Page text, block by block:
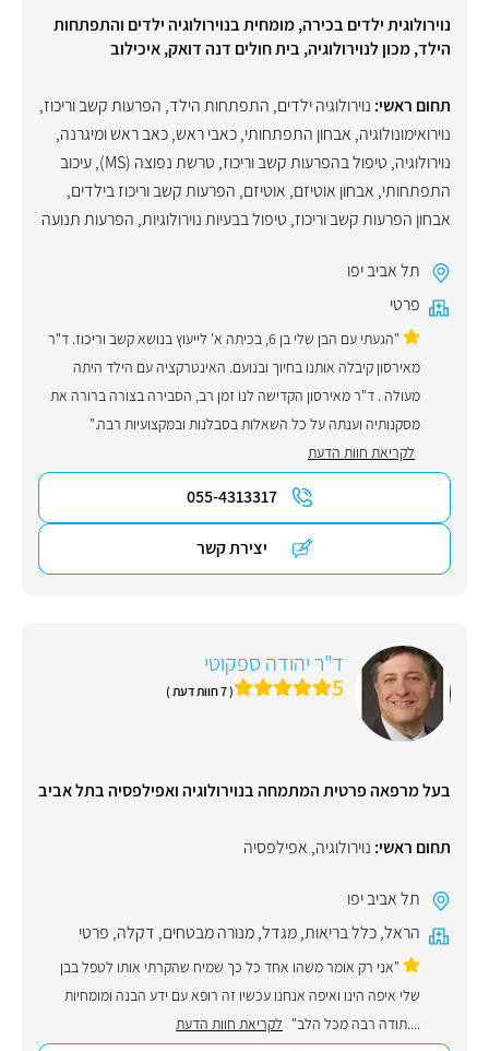
נוירולוגית ילדים בכירה, מומחית בנוירולוגיה ילדים והתפתחות
הילד, מכון לנוירולוגיה, בית חולים דנה דואק, איכילוב
תחום ראשי: נוירולוגיה ילדים, התפתחות הילד, הפרעות קשב וריכוז,
נוירואימונולוגיה, אבחון התפתחותי,כאבי ראש,כאב ראש ומיגרנה,
נוירולוגיה, טיפול בהפרעות קשב וריכוז, טרשת נפוצה (MS) ,עיכוב
התפתחותי, אבחון אוטיזם, אוטיזם, הפרעות קשב וריכוז בילדים,
אבחון הפרעות קשב וריכוז, טיפול בבעיות נוירולוגיות, הפרעות תנועה
תל אביב יפו
פרטי
"הגעתי עם הבן שלי בן 6, בכיתה א' לייעוץ בנושא קשב וריכוז. ד"ר
מאירסון קיבלה אותנו בחיוך ובנועם. האינטרקציה עם הילד היתה
מעולה . ד"ר מאירסון הקדישה לנו זמן רב, הסבירה בצורה ברורה את
מסקנותיה וענתה על כל השאלות בסבלנות ובמקצועיות רבה."
לקריאת חוות הדעת
055-4313317
יצירת קשר
ד"ר יהודה ספקוטי
5 ( 7 חוות דעת )
בעל מרפאה פרטית המתמחה בנוירולוגיה ואפילפסיה בתל אביב
תחום ראשי: נוירולוגיה, אפילפסיה
תל אביב יפו
הראל,כלל בריאות,מגדל,מנורה מבטחים, דקלה, פרטי
"אני רק אומר משהו אחד כל כך שמיח שהקרתי אותו לטפל בבן
שלי איפה הינו ואיפה אנחנו עכשיו זה רופא עם ידע הבנה ומומחיות
....תודה רבה מכל הלב" לקריאת חוות הדעת